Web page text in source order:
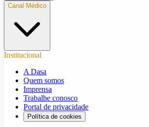
Canal Médico
Institucional
A Dasa
Quem somos
Imprensa
Trabalhe conosco
Portal de privacidade
Política de cookies